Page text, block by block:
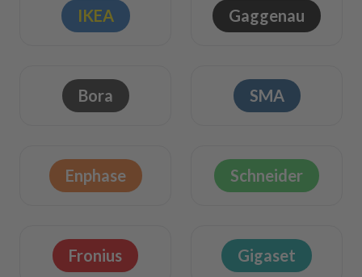
IKEA Gaggenau
Bora SMA
Enphase Schneider
Fronius Gigaset